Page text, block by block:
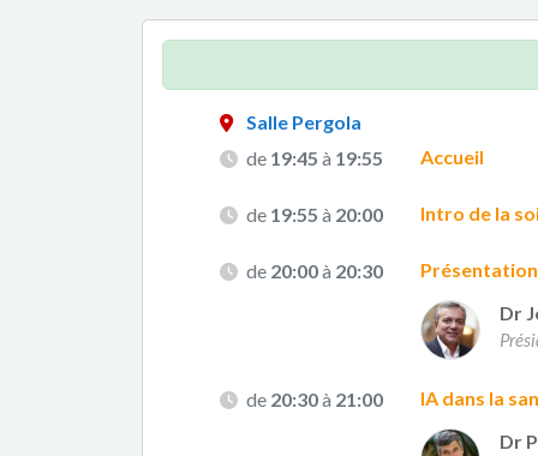
Salle Pergola
de 19:45 à 19:55 Accueil
de 19:55 à 20:00 Intro de la
de 20:00à 20:30
Dr
de 20:30à 21:00
IA dans la
Dr